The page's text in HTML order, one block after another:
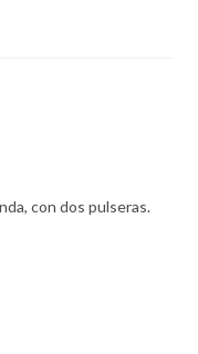
con dos pulseras.